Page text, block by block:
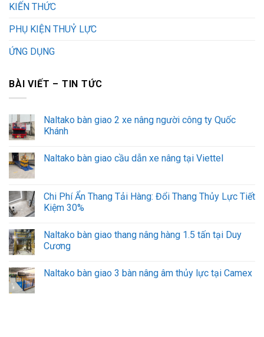
KIẾN THỨC
PHỤ KIỆN THUỶ LỰC
ỨNG DỤNG
BÀI VIẾT – TIN TỨC
Naltako bàn giao 2 xe nâng người công ty Quốc
Khánh
Naltako bàn giao cầu dẫn xe nâng tại Viettel
Chi Phí Ẩn Thang Tải Hàng: Đổi Thang Thủy Lực Tiết
Kiệm 30%
Naltako bàn giao thang nâng hàng 1.5 tấn tại Duy
Cương
Naltako bàn giao 3 bàn nâng âm thủy lực tại Camex